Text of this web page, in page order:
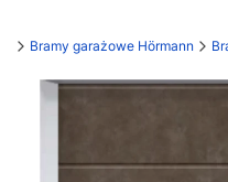
Bramy garażowe Hörmann